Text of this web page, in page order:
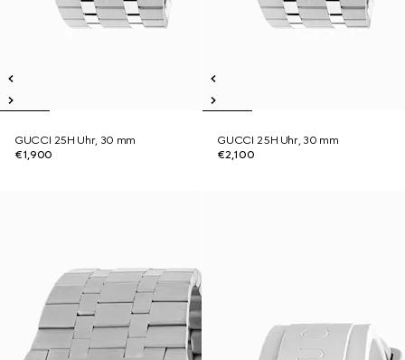
GUCCI 25H Uhr, 30 mm
€1,900
GUCCI 25H Uhr, 30 mm
€2,100